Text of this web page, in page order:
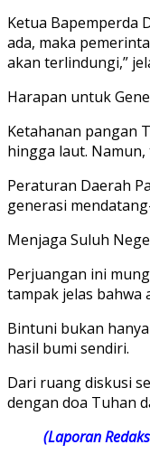
Ketua Bapemperda
ada, maka
akan terlindungi,”
Harapan untuk
Ketahanan pangan
hingga laut.
Peraturan Daerah
generasi
Menjaga Suluh
Perjuangan ini
tampak jelas bahwa
Bintuni bukan
hasil bumi sendiri.
Dari ruang diskusi
dengan doa Tuhan
(Laporan